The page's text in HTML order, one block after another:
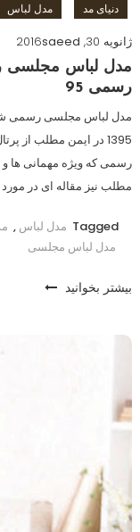
دنیای مد مدل لباس
ژانویه 30, 2016
saeed
مدل لباس
رسمی 95
مدل لباس مجلسی رسمی
1395 در ایمن مطلب از
رسمی که ویژه مهمانی ها
مطلب نیز مقاله ای در
Tagged مدل لباس ,
مدل لباس مجلسی
بیشتر بخوانید